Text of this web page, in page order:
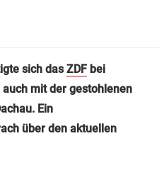
sich dasZDF bei
auch mit der gestohlenen
Ein
über den aktuellen